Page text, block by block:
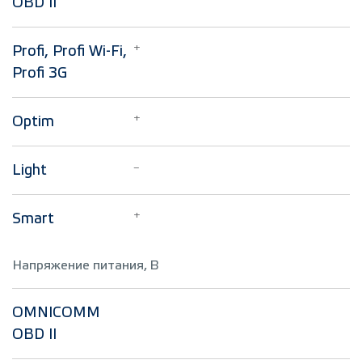
Profi, Profi Wi-Fi,
Profi 3G
+
Optim +
Light –
Smart +
Напряжение питания, В
OMNICOMM
OBD II